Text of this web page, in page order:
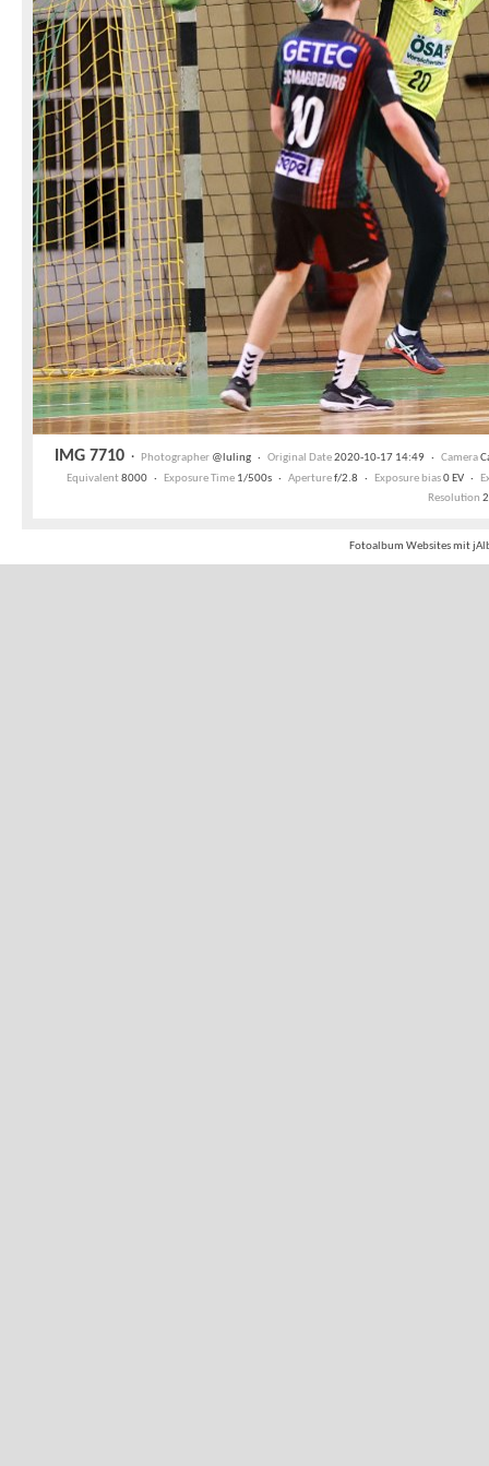
IMG 7710· Photographer@luling · Original Date2020-10-17 14:49 · Camera
Equivalent8000 · Exposure Time 1/500s · Aperturef/2.8 · Exposure bias0 EV ·
Resolution
Fotoalbum Websites mit